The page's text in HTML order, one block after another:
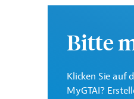
Entwicklungsbank
Bitte
Klicken Sie auf
MyGTAI?